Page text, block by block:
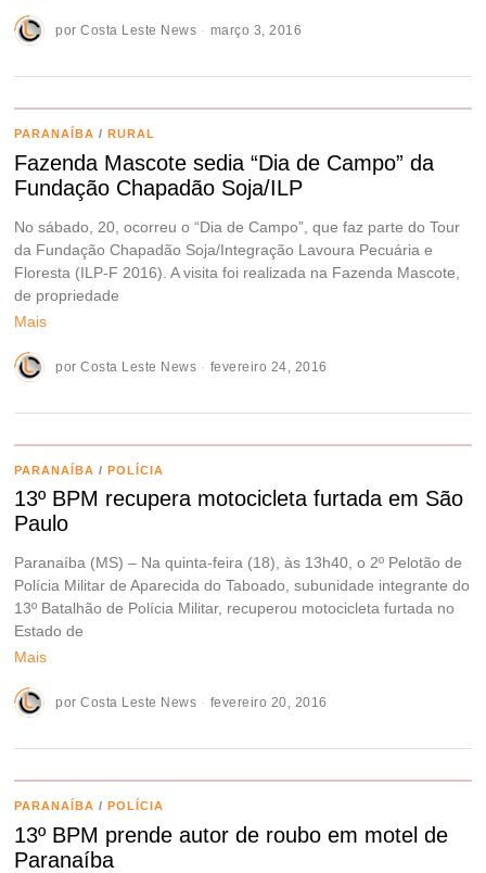
porCosta Leste News março 3, 2016
PARANAÍBA / RURAL
Fazenda Mascote sedia “Dia de Campo” da
Fundação Chapadão Soja/ILP
No sábado, 20, ocorreu o “Dia de Campo”, que faz parte do Tour
da Fundação Chapadão Soja/Integração Lavoura Pecuária e
Floresta (ILP-F 2016). A visita foi realizada na Fazenda Mascote,
de propriedade
Mais
porCosta Leste News fevereiro 24, 2016
PARANAÍBA / POLÍCIA
13º BPM recupera motocicleta furtada em São
Paulo
Paranaíba (MS) – Na quinta-feira (18), às 13h40, o 2º Pelotão de
Polícia Militar de Aparecida do Taboado, subunidade integrante do
13º Batalhão de Polícia Militar, recuperou motocicleta furtada no
Estado de
Mais
porCosta Leste News fevereiro 20, 2016
PARANAÍBA / POLÍCIA
13º BPM prende autor de roubo em motel de
Paranaíba